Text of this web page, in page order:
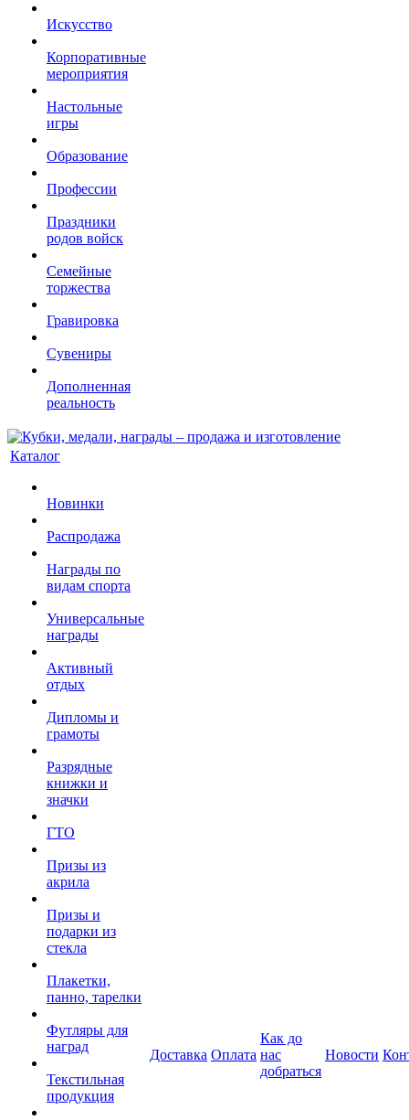
Искусство
Корпоративные
мероприятия
Настольные
игры
Образование
Профессии
Праздники
родов войск
Семейные
торжества
Гравировка
Сувениры
Дополненная
реальность
Каталог
Новинки
Распродажа
Награды по
видам спорта
Универсальные
награды
Активный
отдых
Дипломы и
грамоты
Разрядные
книжки и
значки
ГТО
Призы из
акрила
Призы и
подарки из
стекла
Плакетки,
панно, тарелки
Футляры для
наград
Текстильная
продукция
Доставка Оплата
Как до
нас
добраться
Новости